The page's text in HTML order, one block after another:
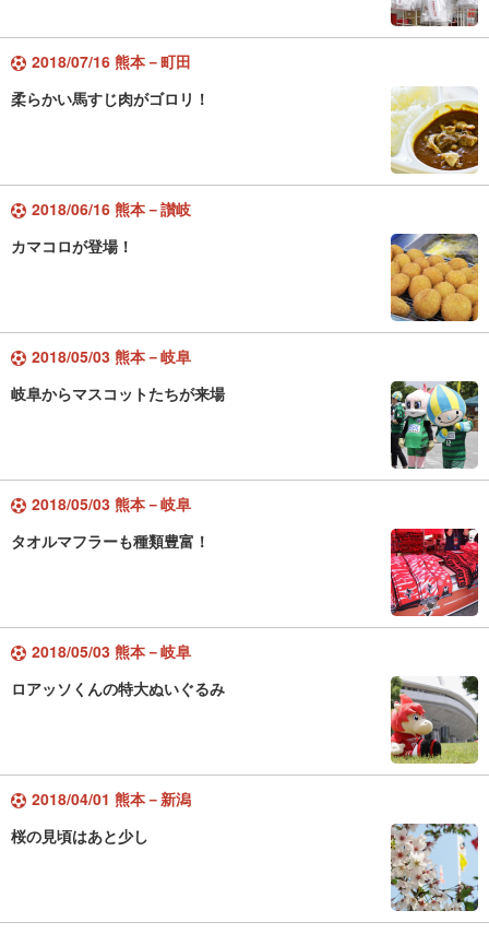
2018/07/16 熊本－町田
柔らかい馬すじ肉がゴロリ！
2018/06/16 熊本－讃岐
カマコロが登場！
2018/05/03 熊本－岐阜
岐阜からマスコットたちが来場
2018/05/03 熊本－岐阜
タオルマフラーも種類豊富！
2018/05/03 熊本－岐阜
ロアッソくんの特大ぬいぐるみ
2018/04/01 熊本－新潟
桜の見頃はあと少し